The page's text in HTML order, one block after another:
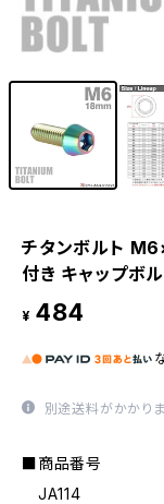
チタンボルト
付き キャップボ
¥ 484
別途送料がかかりま
■商品番号
JA114